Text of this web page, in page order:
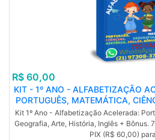
R$ 60,00
KIT - 1º ANO - ALFABETIZAÇÃO
PORTUGUÊS, MATEMÁTICA,
HISTÓRIA, INGLÊS,
Kit 1º Ano - Alfabetização Acelerada:
Geografia, Arte, História, Inglês + Bônus.
PIX (R$ 60,00)